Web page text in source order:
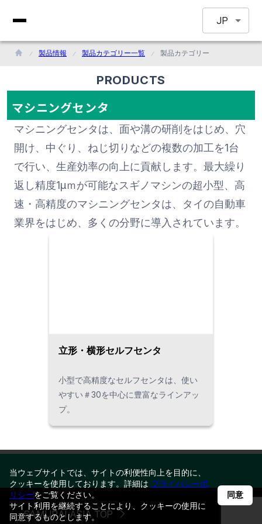
JP
製品情報 製品カテゴリー一覧 製品カテゴリー
PRODUCTS
マシニングセンタ
マシニングセンタは、面や溝の研削をはじめ、穴
開け、中ぐり、ねじ切りなどの複数の加工を1台
で行い、生産効率の向上に貢献します。最大繰り
返し精度1μｍが可能なスギノマシンの超小型、高
速・高精度のマシニングセンタは、タイの自動車
業界をはじめ、多くの分野に導入されています。
立形・横形セルフセンタ
小型で高精度なセルフセンタは、使い
やすい＃30を中心に豊富なラインアッ
プ。
SAMURAI ASIA TOP
当ウェブサイトでは、サイトの利便性向上を目的に、
クッキーを使用しております。詳細は プライバシーポ
リシーをご覧ください。
サイト利用を継続することにより、クッキーの使用に
同意するものとします。
同意